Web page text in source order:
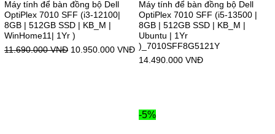
Máy tính để bàn đồng bộ Dell
OptiPlex 7010 SFF (i3-12100|
8GB | 512GB SSD | KB_M |
WinHome11| 1Yr )
11.690.000VNĐ 10.950.000 VNĐ
Máy tính để bàn đồng bộ Dell
OptiPlex 7010 SFF (i5-13500 |
8GB | 512GB SSD | KB_M |
Ubuntu | 1Yr
)_7010SFF8G5121Y
14.490.000 VNĐ
-5%